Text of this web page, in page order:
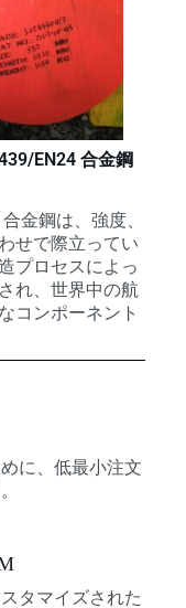
EN24 合金鋼
金鋼は、強度、
せで際立ってい
プロセスによっ
れ、世界中の航
コンポーネント
に、低最小注文
タマイズされた